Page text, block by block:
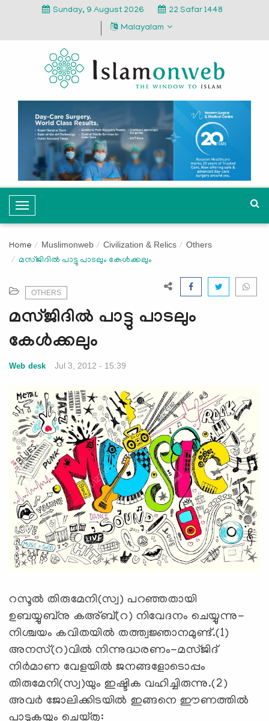
Sunday, 9 August 2026
22 Safar 1448
Malayalam
T
o
g
l
a
v
i
a
i
o
n
Home Muslimonweb Civilization & Relics Others
മസ്ജിദില്‍ പാട്ടു പാടലും കേള്‍ക്കലും
OTHERS
മസ്ജിദില്‍ പാട്ടു പാടലും
കേള്‍ക്കലും
Web desk Jul 3, 2012 - 15:39
റസൂല്‍ തിരുമേനി(സ്വ) പറഞ്ഞതായി
ഉബയ്യുബ്‌നു കഅ്ബ്(റ) നിവേദനം ചെയ്യുന്നു-
നിശ്ചയം കവിതയില്‍ തത്ത്വജ്ഞാനമുണ്ട്.(1)
അനസ്(റ)വില്‍ നിന്നുദ്ധരണം-മസ്ജിദ്
നിര്‍മാണ വേളയില്‍ ജനങ്ങളോടൊപ്പം
തിരുമേനി(സ്വ)യും ഇഷ്ടിക വഹിച്ചിരുന്നു.(2)
അവര്‍ ജോലിക്കിടയില്‍ ഇങ്ങനെ ഈണത്തില്‍
പാടുകയും ചെയ്തു: